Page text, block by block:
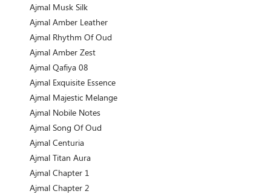
Ajmal Musk Silk
Ajmal Amber Leather
Ajmal Rhythm Of Oud
Ajmal Amber Zest
Ajmal Qafiya 08
Ajmal Exquisite Essence
Ajmal Majestic Melange
Ajmal Nobile Notes
Ajmal Song Of Oud
Ajmal Centuria
Ajmal Titan Aura
Ajmal Chapter 1
Ajmal Chapter 2